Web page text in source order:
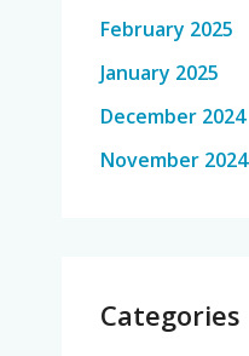
February 2025
January 2025
December 2024
November 2024
Categories